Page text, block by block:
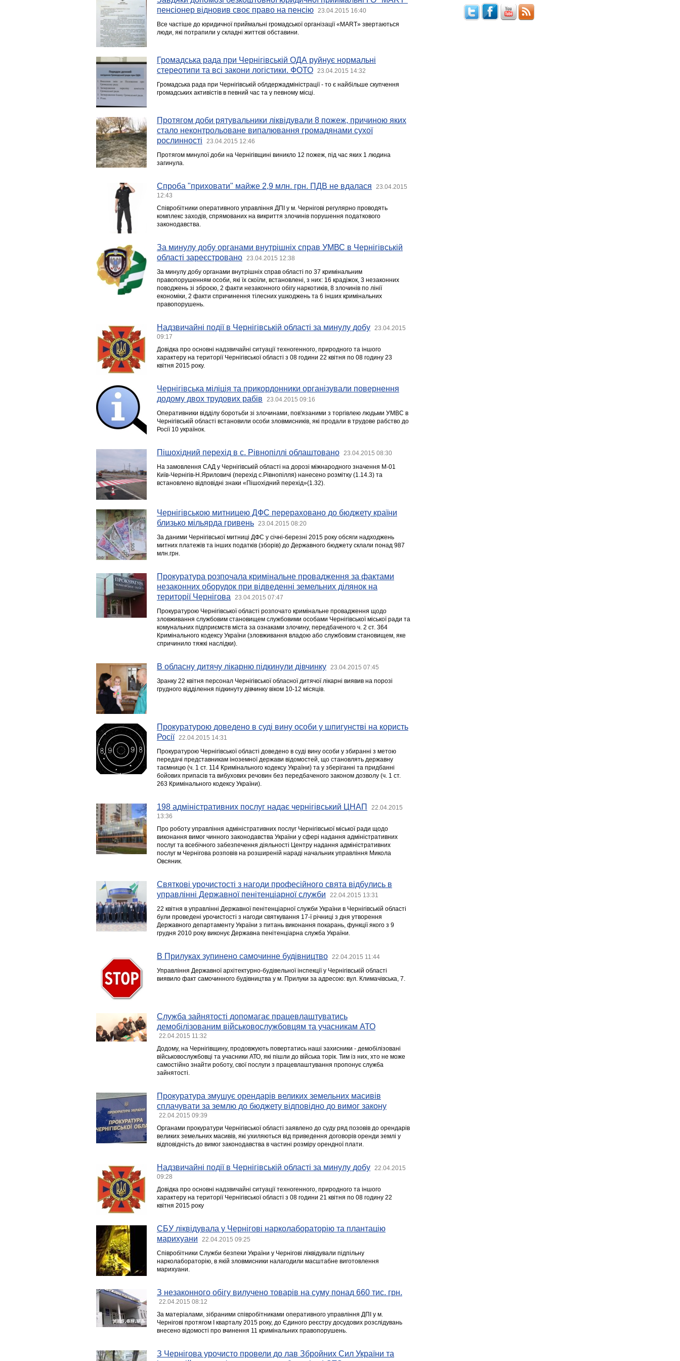
пенсіонер відновив своє право на пенсію
23.04.2015 16:40
Все частіше до юридичної приймальні громадської організації «MART» звертаються
люди, які потрапили у складні життєві обставини.
Громадська рада при Чернігівській ОДА руйнує нормальні
стереотипи та всі закони логістики. ФОТО
23.04.2015 14:32
Громадська рада при Чернігівській облдержадміністрації - то є найбільше скупчення
громадських активістів в певний час та у певному місці.
Протягом доби рятувальники ліквідували 8 пожеж, причиною яких
стало неконтрольоване випалювання громадянами сухої
рослинності
23.04.2015 12:46
Протягом минулої доби на Чернігівщині виникло 12 пожеж, під час яких 1 людина
загинула.
Cпроба "приховати" майже 2,9 млн. грн. ПДВ не вдалася
23.04.2015
12:43
Співробітники оперативного управління ДПІ у м. Чернігові регулярно проводять
комплекс заходів, спрямованих на викриття злочинів порушення податкового
законодавства.
За минулу добу органами внутрішніх справ УМВС в Чернігівській
області зареєстровано
23.04.2015 12:38
За минулу добу органами внутрішніх справ області по 37 кримінальним
правопорушенням особи, які їх скоїли, встановлені, з них: 16 крадіжок, 3 незаконних
поводжень зі зброєю, 2 факти незаконного обігу наркотиків, 8 злочинів по лінії
економіки, 2 факти спричинення тілесних ушкоджень та 6 інших кримінальних
правопорушень.
Надзвичайні події в Чернігівській області за минулу добу
23.04.2015
09:17
Довідка про основні надзвичайні ситуації техногенного, природного та іншого
характеру на території Чернігівської області з 08 години 22 квітня по 08 годину 23
квітня 2015 року.
Чернігівська міліція та прикордонники організували повернення
додому двох трудових рабів
23.04.2015 09:16
Оперативники відділу боротьби зі злочинами, пов'язаними з торгівлею людьми УМВС в
Чернігівській області встановили особи зловмисників, які продали в трудове рабство до
Росії 10 українок.
Пішохідний перехід в с. Рівнопіллі облаштовано 23.04.2015 08:30
На замовлення САД у Чернігівській області на дорозі міжнародного значення М-01
Київ-Чернігів-Н.Яриловичі (перехід с.Рівнопілля) нанесено розмітку (1.14.3) та
встановлено відповідні знаки «Пішохідний перехід»(1.32).
Чернігівською митницею ДФС перераховано до бюджету країни
близько мільярда гривень
23.04.2015 08:20
За даними Чернігівської митниці ДФС у січні-березні 2015 року обсяги надходжень
митних платежів та інших податків (зборів) до Державного бюджету склали понад 987
млн.грн.
Прокуратура розпочала кримінальне провадження за фактами
незаконних оборудок при відведенні земельних ділянок на
території Чернігова
23.04.2015 07:47
Прокуратурою Чернігівської області розпочато кримінальне провадження щодо
зловживання службовим становищем службовими особами Чернігівської міської ради та
комунальних підприємств міста за ознаками злочину, передбаченого ч. 2 ст. 364
Кримінального кодексу України (зловживання владою або службовим становищем, яке
спричинило тяжкі наслідки).
В обласну дитячу лікарню підкинули дівчинку 23.04.2015 07:45
Зранку 22 квітня персонал Чернігівської обласної дитячої лікарні виявив на порозі
грудного відділення підкинуту дівчинку віком 10-12 місяців.
Прокуратурою доведено в суді вину особи у шпигунстві на користь
Росії
22.04.2015 14:31
Прокуратурою Чернігівської області доведено в суді вину особи у збиранні з метою
передачі представникам іноземної держави відомостей, що становлять державну
таємницю (ч. 1 ст. 114 Кримінального кодексу України) та у зберіганні та придбанні
бойових припасів та вибухових речовин без передбаченого законом дозволу (ч. 1 ст.
263 Кримінального кодексу України).
198 адміністративних послуг надає чернігівський ЦНАП
22.04.2015
13:36
Про роботу управління адміністративних послуг Чернігівської міської ради щодо
виконання вимог чинного законодавства України у сфері надання адміністративних
послуг та всебічного забезпечення діяльності Центру надання адміністративних
послуг м Чернігова розповів на розширеній нараді начальник управління Микола
Овсяник.
Святкові урочистості з нагоди професійного свята відбулись в
управлінні Державної пенітенціарної служби
22.04.2015 13:31
22 квітня в управлінні Державної пенітенціарної служби України в Чернігівській області
були проведені урочистості з нагоди святкування 17-ї річниці з дня утворення
Державного департаменту України з питань виконання покарань, функції якого з 9
грудня 2010 року виконує Державна пенітенціарна служба України.
В Прилуках зупинено самочинне будівництво 22.04.2015 11:44
Управління Державної архітектурно-будівельної інспекції у Чернігівській області
виявило факт самочинного будівництва у м. Прилуки за адресою: вул. Климачівська, 7.
Служба зайнятості допомагає працевлаштуватись
демобілізованим військовослужбовцям та учасникам АТО
22.04.2015 11:32
Додому, на Чернігівщину, продовжують повертатись наші захисники - демобілізовані
військовослужбовці та учасники АТО, які пішли до війська торік. Тим із них, хто не може
самостійно знайти роботу, свої послуги з працевлаштування пропонує служба
зайнятості.
Прокуратура змушує орендарів великих земельних масивів
сплачувати за землю до бюджету відповідно до вимог закону
22.04.2015 09:39
Органами прокуратури Чернігівської області заявлено до суду ряд позовів до орендарів
великих земельних масивів, які ухиляються від приведення договорів оренди землі у
відповідність до вимог законодавства в частині розміру орендної плати.
Надзвичайні події в Чернігівській області за минулу добу
22.04.2015
09:28
Довідка про основні надзвичайні ситуації техногенного, природного та іншого
характеру на території Чернігівської області з 08 години 21 квітня по 08 годину 22
квітня 2015 року
СБУ ліквідувала у Чернігові нарколабораторію та плантацію
марихуани
22.04.2015 09:25
Співробітники Служби безпеки України у Чернігові ліквідували підпільну
нарколабораторію, в якій зловмисники налагодили масштабне виготовлення
марихуани.
З незаконного обігу вилучено товарів на суму понад 660 тис. грн.
22.04.2015 08:12
За матеріалами, зібраними співробітниками оперативного управління ДПІ у м.
Чернігові протягом I кварталу 2015 року, до Єдиного реєстру досудових розслідувань
внесено відомості про вчинення 11 кримінальних правопорушень.
З Чернігова урочисто провели до лав Збройних Сил України та